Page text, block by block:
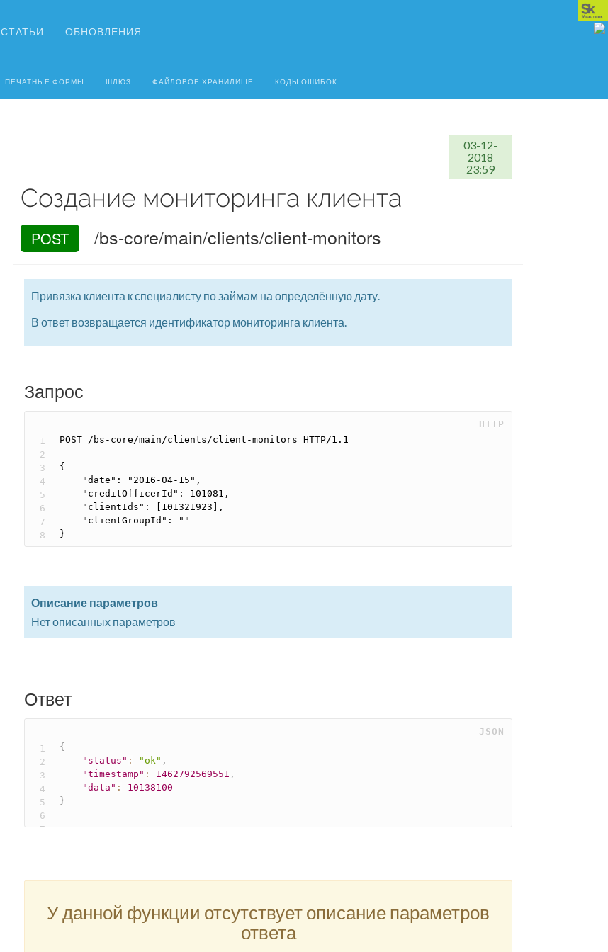
СТАТЬИ ОБНОВЛЕНИЯ
ПЕЧАТНЫЕ ФОРМЫ ШЛЮЗ ФАЙЛОВОЕ ХРАНИЛИЩЕ КОДЫ ОШИБОК
03-12-
2018
23:59
Создание мониторинга клиента
POST /bs-core/main/clients/client-monitors
Привязка клиента к специалисту по займам на определённую дату.
В ответ возвращается идентификатор мониторинга клиента.
Запрос
HTTP
POST /bs-core/main/clients/client-monitors HTTP/1.1
{
    "date": "2016-04-15",
    "creditOfficerId": 101081,
    "clientIds": [101321923],
    "clientGroupId": ""
}
Описание параметров
Нет описанных параметров
Ответ
JSON
{
"status" : "ok" ,
"timestamp" : 1462792569551 ,
"data" :
10138100
}
У данной функции отсутствует описание параметров
ответа